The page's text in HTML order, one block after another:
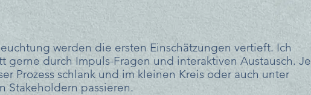
werden die ersten Einschätzungen vertieft. Ich
gerne durch Impuls-Fragen und interaktiven Austausch. Je
Prozess schlank und im kleinen Kreis oder auch unter
Stakeholdern passieren.